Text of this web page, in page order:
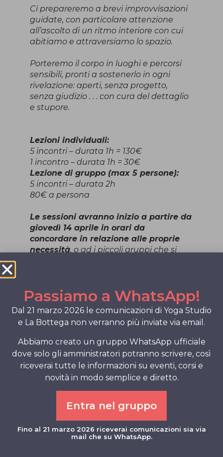
Ci prepareremo a brevi improvvisazioni
guidate, con particolare attenzione
all’ascolto di un ritmo interiore con cui
abitiamo e attraversiamo lo spazio.
Porteremo il corpo in luoghi e percorsi
sensibili, pronti a sostenerlo in ogni
rivelazione: aperti, senza progetto,
senza giudizio . . . con cura del dettaglio
e stupore.
Lezioni individuali:
5 incontri – durata 1h = 130€
1 incontro – durata 1h = 30€
Lezione di gruppo (max 5 persone):
5 incontri – durata 2h
80€ a persona
Le sessioni avranno inizio a partire da
giovedì 14 aprile in orari da
concordare in relazione alle proprie
necessità, o ad i piccoli gruppi che si
5/A Pordenone.
Per info e iscrizioni
ANNA ALTOBELLO393 076 9891
annaltobello@gmail.com
Con Amore e Gratitudine
Anna e tutto lo Staff di Yoga Studio
ANNA ALTOBELLOsi muove nel campo
dell’autorialità tra performance, danze,
poesie e vocalità; originaria del Friuli,
cresce inevitabilmente in ambito
sportivo per poi, una volta
Passiamo a WhatsApp!
Dal 21 marzo 2026 le comunicazioni di Yoga Studio
e La Bottega non verranno più inviate via email.
Abbiamo creato un gruppo WhatsApp ufficiale
dove solo gli amministratori potranno scrivere, così
riceverai tutte le informazioni su eventi, corsi e
novità in modo semplice e diretto.
Entra nel gruppo
Fino al 21 marzo 2026 riceverai comunicazioni sia via
mail che su WhatsApp.